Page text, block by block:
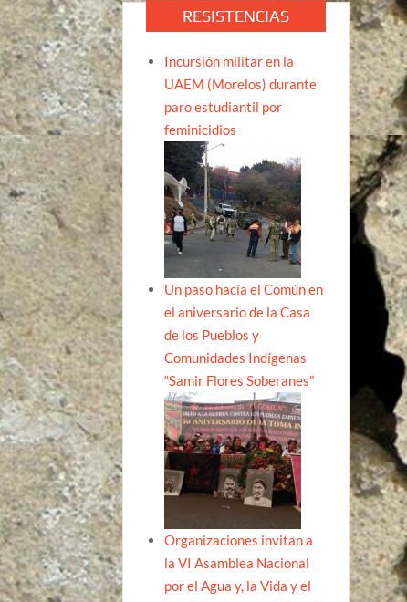
RESISTENCIAS
Incursión militar en la
UAEM (Morelos) durante
paro estudiantil por
feminicidios
Un paso hacia el Común en
el aniversario de la Casa
de los Pueblos y
Comunidades Indígenas
“Samir Flores Soberanes”
Organizaciones invitan a
la VI Asamblea Nacional
por el Agua y, la Vida y el